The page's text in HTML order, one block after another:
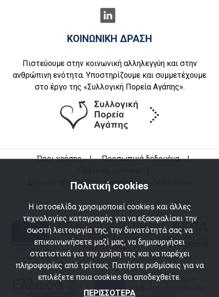
ΚΟΙΝΩΝΙΚΗ ΔΡΑΣΗ
Πιστεύουμε στην κοινωνική αλληλεγγύη και στην
ανθρώπινη ενότητα. Υποστηρίζουμε και συμμετέχουμε
στο έργο της «Συλλογική Πορεία Αγάπης».
Όροι χρήσης | Προσωπικά δεδομένα
|
Δήλωση προστασίας προσωπικών δεδομένων
Πολιτική cookies
Η ιστοσελίδα χρησιμοποιεί cookies και άλλες
τεχνολογίες καταγραφής για να εξασφαλίσει την
σωστή λειτουργία της, την δυνατότητά σας να
επικοινωνήσετε μαζί μας, να δημιουργήσει
στατιστικά για την χρήση της και να παρέχει
πληροφορίες από τρίτους. Πατήστε ρυθμίσεις για να
επιλέξετε ποια cookies θα αποδεχθείτε.
ΠΕΡΙΣΣΟΤΕΡΑ